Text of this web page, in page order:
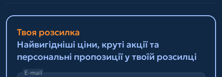
Твоя розсилка
Найвигідніші ціни, круті акції та
персональні пропозиції у твоїй розсилці
E-mail